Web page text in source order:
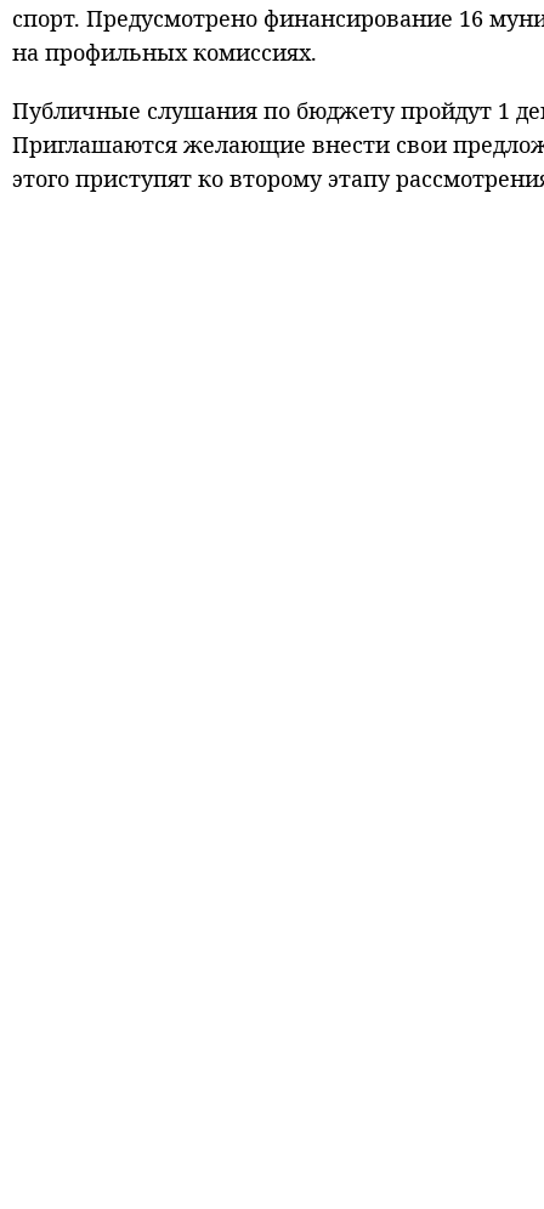
спорт. Предусмотрено финансирование 16
на профильных комиссиях.
Публичные слушания по бюджету пройдут 1
Приглашаются желающие внести свои
этого приступят ко второму этапу